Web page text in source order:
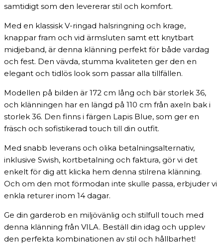
samtidigt som den levererar stil och komfort.
Med en klassisk V-ringad halsringning och krage,
knappar fram och vid ärmsluten samt ett knytbart
midjeband, är denna klänning perfekt för både vardag
och fest. Den vävda, stumma kvaliteten ger den en
elegant och tidlös look som passar alla tillfällen.
Modellen på bilden är 172 cm lång och bär storlek 36,
och klänningen har en längd på 110 cm från axeln bak i
storlek 36. Den finns i färgen Lapis Blue, som ger en
fräsch och sofistikerad touch till din outfit.
Med snabb leverans och olika betalningsalternativ,
inklusive Swish, kortbetalning och faktura, gör vi det
enkelt för dig att klicka hem denna stilrena klänning.
Och om den mot förmodan inte skulle passa, erbjuder vi
enkla returer inom 14 dagar.
Ge din garderob en miljövänlig och stilfull touch med
denna klänning från VILA. Beställ din idag och upplev
den perfekta kombinationen av stil och hållbarhet!